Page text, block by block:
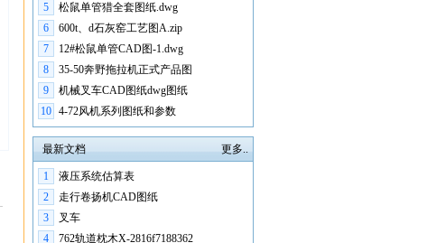
5
松鼠单管猎全套图纸.dwg
6
600t、d石灰窑工艺图A.zip
7
12#松鼠单管CAD图-1.dwg
8
35-50奔野拖拉机正式产品图
9
机械叉车CAD图纸dwg图纸
10 4-72风机系列图纸和参数
更多..
最新文档
1
液压系统估算表
2
走行卷扬机CAD图纸
3
叉车
4
762轨道枕木X-2816f7188362